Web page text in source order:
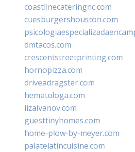
coastlinecateringnc.com
cuesburgershouston.com
dmtacos.com
crescentstreetprinting.com
hornopizza.com
driveadragster.com
hematologa.com
lizaivanov.com
guesttinyhomes.com
home-plow-by-meyer.com
palatelatincuisine.com